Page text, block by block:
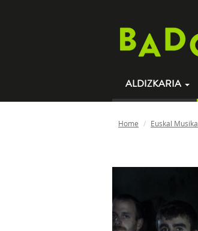
ALDIZKARIA
Home Euskal Musika